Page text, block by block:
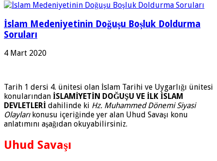
İslam Medeniyetinin Doğuşu Boşluk Doldurma
Soruları
4 Mart 2020
Tarih 1 dersi 4. ünitesi olan İslam Tarihi ve Uygarlığı ünitesi
konularından İSLAMİYETİN DOĞUŞU VE İLK İSLAM
DEVLETLERİ dahilinde ki Hz. Muhammed Dönemi Siyasi
Olaylarıkonusu içeriğinde yer alan Uhud Savaşı konu
anlatımını aşağıdan okuyabilirsiniz.
Uhud Savaşı